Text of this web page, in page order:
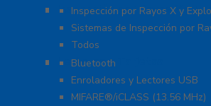
Inspección por Rayos X y
Inspección por Rayos X y
Sistemas de Inspección por
Todos
Lectoras y Tarjetas
Bluetooth
Enroladores y Lectores USB
MIFARE®/iCLASS (13.56 MHz)